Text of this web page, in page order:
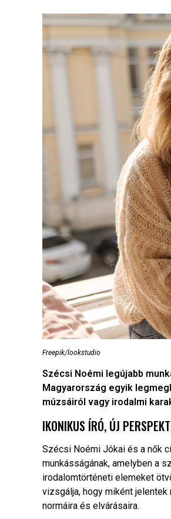
Freepik/lookstudio
Szécsi Noémi legújabb
Magyarország egyik
múzsáiról vagy irodalmi
IKONIKUS ÍRÓ, ÚJ
Szécsi Noémi Jókai és a nők
munkásságának, amelyben a
irodalomtörténeti elemeket
vizsgálja, hogy miként
normáira és elvárásaira.